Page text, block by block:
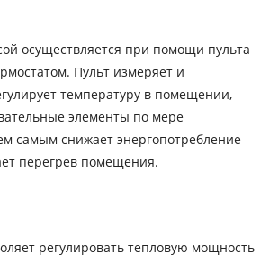
осуществляется при помощи пульта
Пульт измеряет и
температуру в помещении,
элементы по мере
самым снижает энергопотребление
перегрев помещения.
регулировать тепловую мощность